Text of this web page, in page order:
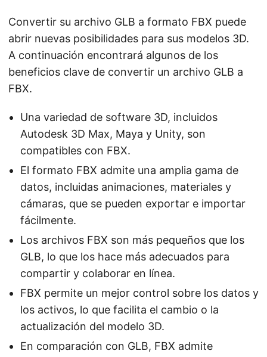
Convertir su archivo GLB a formato FBX puede
abrir nuevas posibilidades para sus modelos 3D.
A continuación encontrará algunos de los
beneficios clave de convertir un archivo GLB a
FBX.
Una variedad de software 3D, incluidos
Autodesk 3D Max, Maya y Unity, son
compatibles con FBX.
El formato FBX admite una amplia gama de
datos, incluidas animaciones, materiales y
cámaras, que se pueden exportar e importar
fácilmente.
Los archivos FBX son más pequeños que los
GLB, lo que los hace más adecuados para
compartir y colaborar en línea.
FBX permite un mejor control sobre los datos y
los activos, lo que facilita el cambio o la
actualización del modelo 3D.
En comparación con GLB, FBX admite